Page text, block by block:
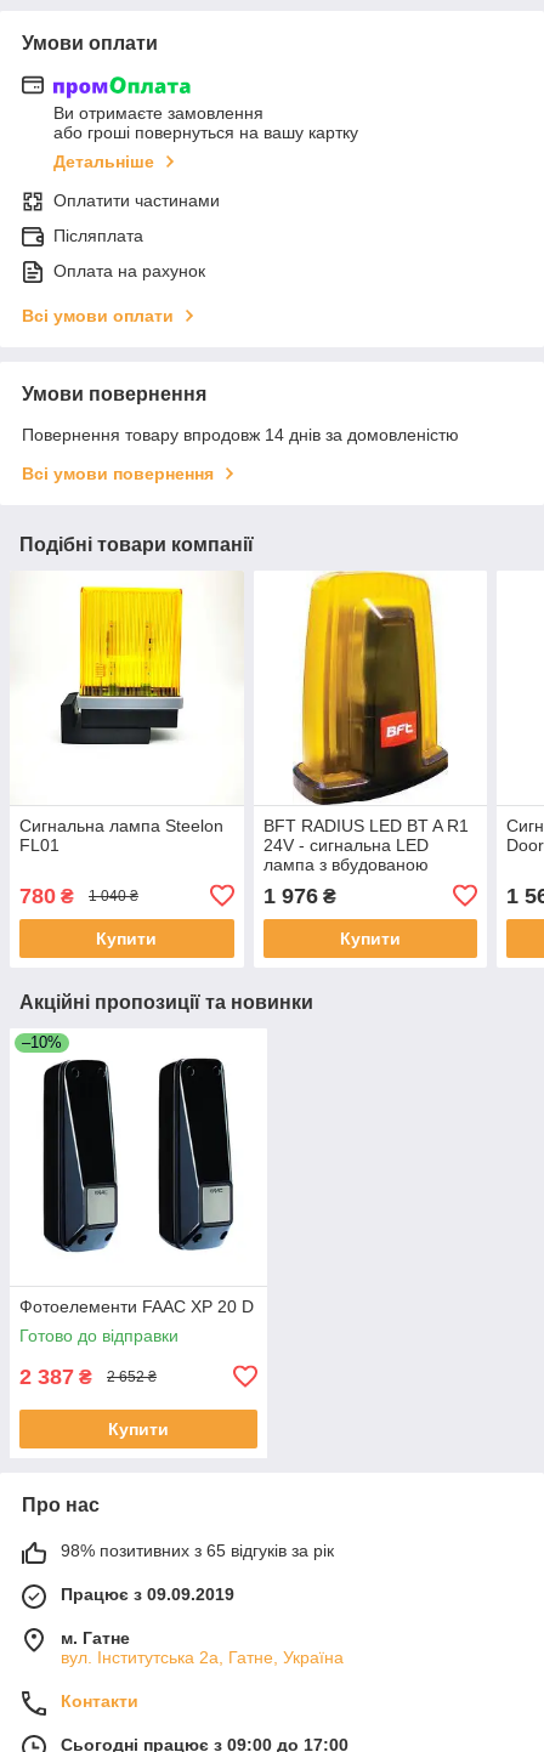
Умови оплати
Ви отримаєте замовлення
або гроші повернуться на вашу картку
Детальніше
Оплатити частинами
Післяплата
Оплата на рахунок
Всі умови оплати
Умови повернення
Повернення товару впродовж 14 днів за домовленістю
Всі умови повернення
Подібні товари компанії
Сигнальна лампа Steelon
FL01
780 ₴ 1 040 ₴
Купити
BFT RADIUS LED BT A R1
24V - сигнальна LED
лампа з вбудованою
1 976₴
Купити
1
Акційні пропозиції та новинки
–10%
Фотоелементи FAAC XP 20 D
Готово до відправки
2 387 ₴ 2 652 ₴
Купити
Про нас
98% позитивних з 65 відгуків за рік
Працює з 09.09.2019
м. Гатне
вул. Інститутська 2а, Гатне, Україна
Контакти
Сьогодні працює з 09:00 до 17:00